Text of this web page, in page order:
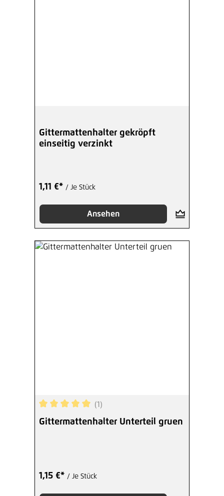
Gittermattenhalter gekröpft
einseitig verzinkt
1,11 €* / Je Stück
Ansehen
Durchschnittliche Bewertung von 5 von 5
(1)
Gittermattenhalter Unterteil gruen
1,15 €* / Je Stück